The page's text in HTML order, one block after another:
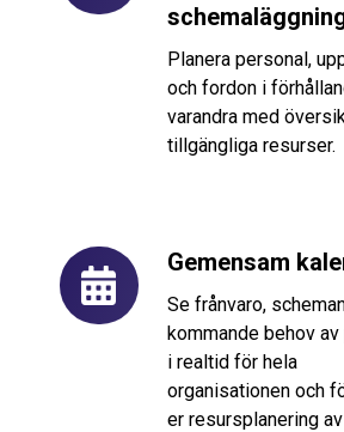
Planera personal,
och fordon i
varandra med
tillgängliga resurser.
transport
schemaläggning
Gemensam
Se frånvaro,
kommande behov
i realtid för hela
organisationen och
er resursplanering av
Gemensam
kalender